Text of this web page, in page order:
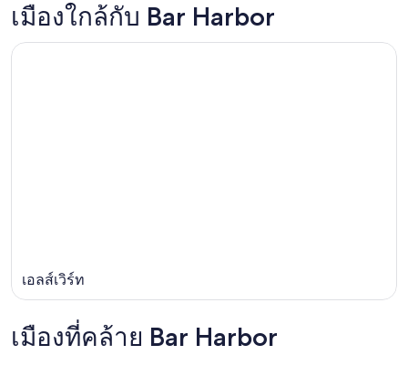
เมืองใกล้กับ Bar Harbor
เอลส์เวิร์ท
เมืองที่คล้าย Bar Harbor